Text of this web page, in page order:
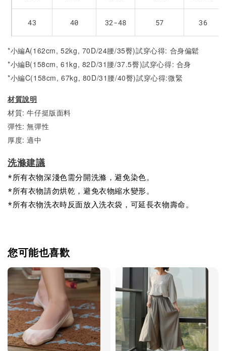
43 40 32-48 57 36
*小編A(162cm, 52kg, 70D/24腰/35臀)試穿心得: 合身偏鬆
*小編B(158cm, 61kg, 82D/31腰/37.5臀)試穿心得: 合身
*小編C(158cm, 67kg, 80D/31腰/40臀)試穿心得:微緊
材質說明
材質: 牛仔挺版面料
彈性: 無彈性
厚度: 適中
洗滌建議
*所有衣物深淺色需分開洗滌，避免染色。
*所有衣物請勿烘乾，避免衣物縮水變形。
*所有衣物洗衣時反面放入洗衣袋，可延長衣物壽命。
您可能也喜歡